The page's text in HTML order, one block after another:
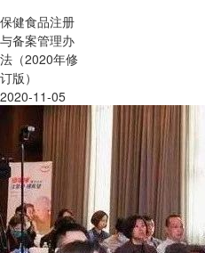
保健食品注册
与备案管理办
法（2020年修
订版）
2020-11-05